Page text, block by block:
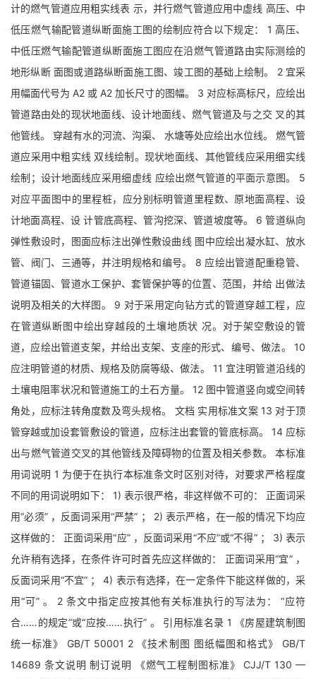
计的燃气管道应用粗实线表 示，并行燃气管道应用中虚线 高压、中
低压燃气输配管道纵断面施工图的绘制应符合以下规定： 1 高压、
中低压燃气输配管道纵断面施工图应在沿燃气管道路由实际测绘的
地形纵断 面图或道路纵断面施工图、竣工图的基础上绘制。 2 宜采
用幅面代号为 A2 或 A2 加长尺寸的图幅。 3 对应标高标尺，应绘出
管道路由处的现状地面线、设计地面线、燃气管道及与之交 叉的其
他管线。 穿越有水的河流、沟渠、 水塘等处应绘出水位线。 燃气管
道应采用中粗实线 双线绘制。现状地面线、其他管线应采用细实线
绘制；设计地面线应采用细虚线 应绘出燃气管道的平面示意图。 5
对应平面图中的里程桩，应分别标明管道里程数、原地面高程、设
计地面高程、设 计管底高程、管沟挖深、管道坡度等。 6 管道纵向
弹性敷设时，图面应标注出弹性敷设曲线 图中应绘出凝水缸、放水
管、阀门、三通等，并注明规格和编号。 8 应绘出管道配重稳管、
管道锚固、管道水工保护、套管保护等的位置、范围，并给 出做法
说明及相关的大样图。 9 对于采用定向钻方式的管道穿越工程，应
在管道纵断图中绘出穿越段的土壤地质状 况。对于架空敷设的管
道，应绘出管道支架，并给出支架、支座的形式、编号、做法。 10
应注明管道的材质、规格及防腐等级、做法。 11 宜注明管道沿线的
土壤电阻率状况和管道施工的土石方量。 12 图中管道竖向或空间转
角处，应标注转角度数及弯头规格。 文档 实用标准文案 13 对于顶
管穿越或加设套管敷设的管道，应标注出套管的管底标高。 14 应标
出与燃气管道交叉的其他管线及障碍物的位置及相关参数。 本标准
用词说明 1 为便于在执行本标准条文时区别对待，对要求严格程度
不同的用词说明如下： 1) 表示很严格，非这样做不可的： 正面词采
用“必须” ，反面词采用“严禁” ； 2) 表示严格，在一般的情况下均应
这样做的： 正面词采用“应” ，反面词采用“不应”或“不得” ； 3) 表示
允许稍有选择，在条件许可时首先应这样做的： 正面词采用“宜” ，
反面词采用“不宜” ； 4) 表示有选择，在一定条件下能这样做的，采
用“可” 。 2 条文中指定应按其他有关标准执行的写法为： “应符
合……的规定”或“应按……执行” 。 引用标准名录 1 《房屋建筑制图
统一标准》 GB/T 50001 2 《技术制图 图纸幅图和格式》 GB/T
14689 条文说明 制订说明 《燃气工程制图标准》 CJJ/T 130 —